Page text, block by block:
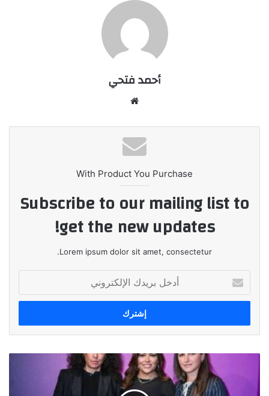
أحمد فتحي
With Product You Purchase
Subscribe to our mailing list to
get the new updates!
Lorem ipsum dolor sit amet, consectetur.
بريدك
الإلكتروني
استراتيجية